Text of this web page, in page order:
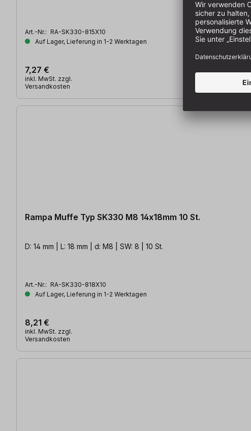
Art.-Nr.: RA-SK330-815X10
Auf Lager, Lieferung in 1-2 Werktagen
7,27 €
inkl. MwSt. zzgl.
Versandkosten
Rampa Muffe Typ SK330 M8 14x18mm 10 St.
D: 14 mm | L: 18 mm | d: M8 | SW: 8 | 10 St.
Art.-Nr.: RA-SK330-818X10
Auf Lager, Lieferung in 1-2 Werktagen
8,21 €
inkl. MwSt. zzgl.
Versandkosten